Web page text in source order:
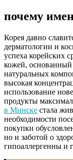
почему
Корея давно
дерматологии и
успеха корейских
кожей,
натуральных
высокая
использование
продукты
в Минске стала
необходимости
покупки
но и заботой о
гипоаллергенны и